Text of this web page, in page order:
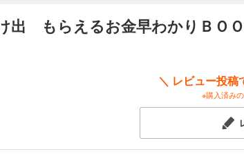
いますぐできる３０のコト
もらえるお金早わかりＢＯ
＼ レビュー投稿
※購入済み